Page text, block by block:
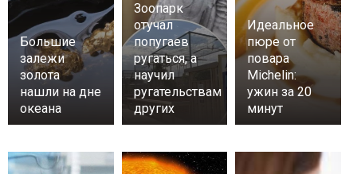
Большие
залежи
золота
нашли на дне
океана
Зоопарк
отучал
попугаев
ругаться, а
научил
ругательствам
других
Идеальное
пюре от
повара
Michelin:
ужин за 20
минут